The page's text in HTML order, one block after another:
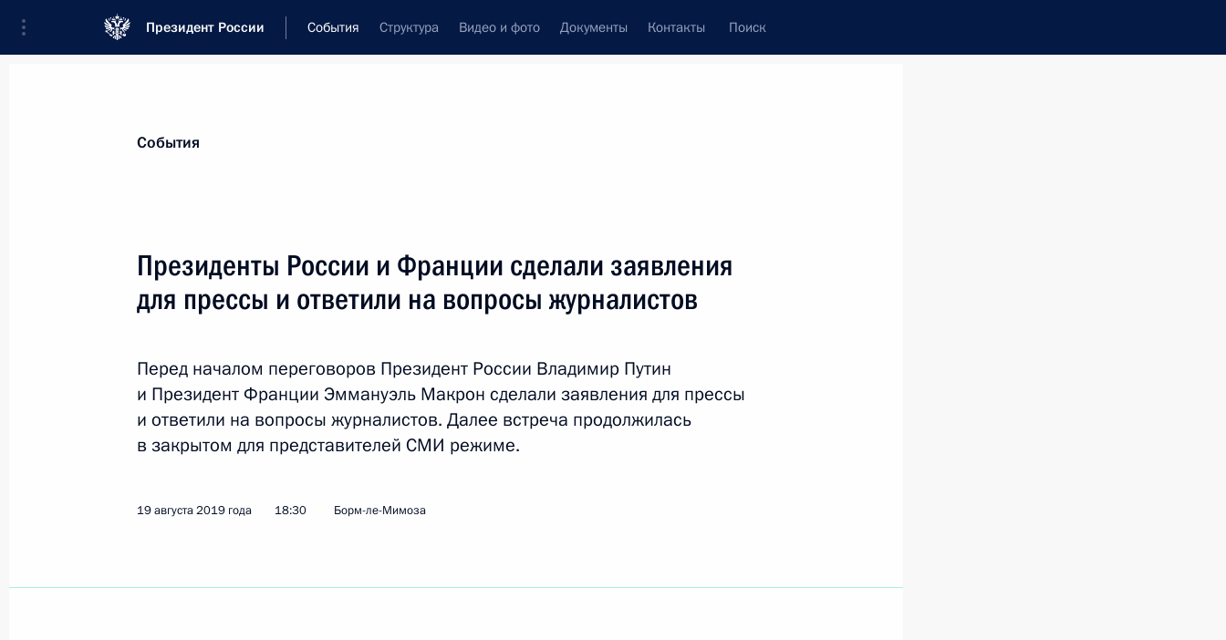
Президент России События Структура Видео и фото Документы Контакты Поиск
Новости
Совместная пресс-конференция с Президентом Финляндии Саули
Владимир Путин прибыл в Финляндию
События
Президенты России и Франции сделали заявления
для прессы и ответили на вопросы журналистов
Перед началом переговоров Президент России Владимир Путин
и Президент Франции Эммануэль Макрон сделали заявления для прессы
и ответили на вопросы журналистов. Далее встреча продолжилась
в закрытом для представителей СМИ режиме.
19 августа 2019 года 18:30 Борм-ле-Мимоза